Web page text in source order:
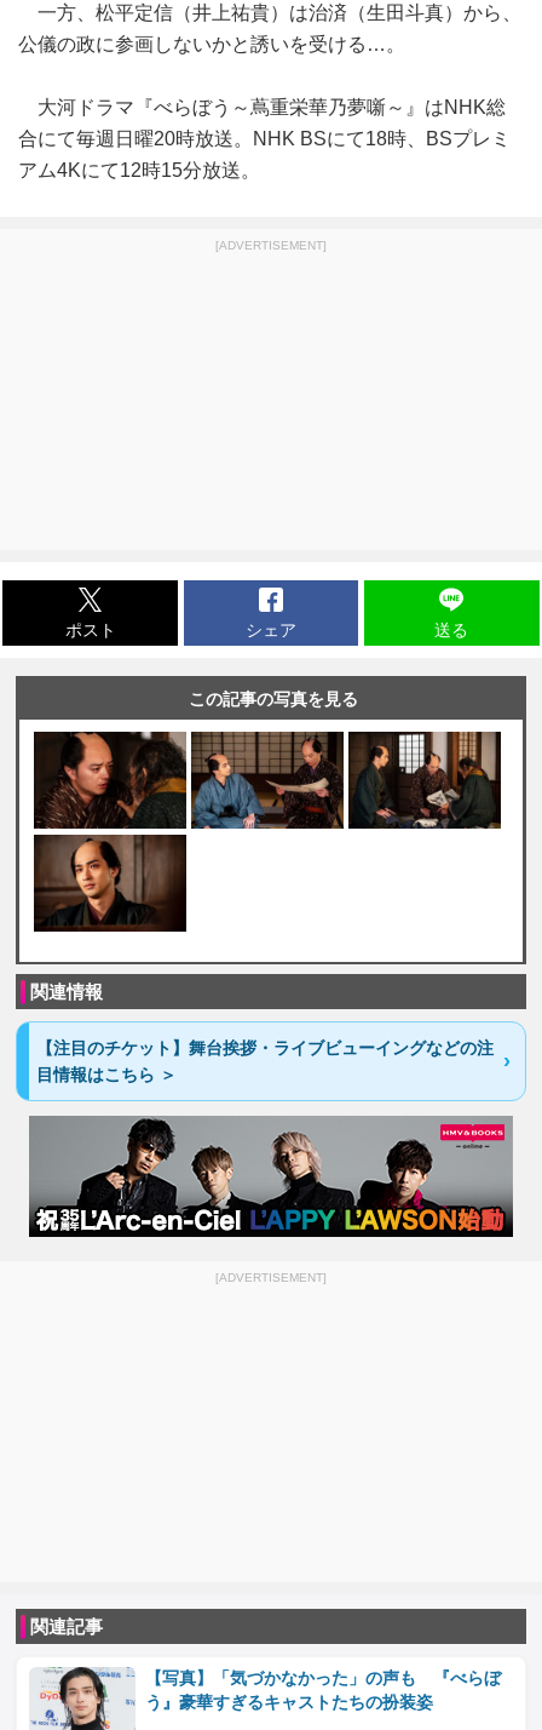
一方、松平定信（井上祐貴）は治済（生田斗真）から、
公儀の政に参画しないかと誘いを受ける…。
大河ドラマ『べらぼう～蔦重栄華乃夢噺～』はNHK総
合にて毎週日曜20時放送。NHK BSにて18時、BSプレミ
アム4Kにて12時15分放送。
[ADVERTISEMENT]
ポスト シェア 送る
この記事の写真を見る
関連情報
【注目のチケット】舞台挨拶・ライブビューイングなどの注
目情報はこちら ＞
[ADVERTISEMENT]
関連記事
【写真】「気づかなかった」の声も 『べらぼ
う』豪華すぎるキャストたちの扮装姿